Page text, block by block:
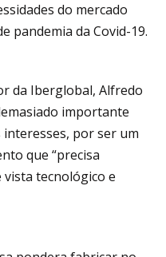
do mercado
pandemia da Covid-19.
da Iberglobal, Alfredo
importante
interesses, por ser um
que “precisa
tecnológico e